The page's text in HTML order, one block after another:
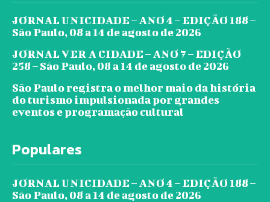
JORNAL UNICIDADE – ANO 4 – EDIÇÃO 188 –
São Paulo, 08 a 14 de agosto de 2026
JORNAL VER A CIDADE – ANO 7 – EDIÇÃO
258 – São Paulo, 08 a 14 de agosto de 2026
São Paulo registra o melhor maio da história
do turismo impulsionada por grandes
eventos e programação cultural
Populares
JORNAL UNICIDADE – ANO 4 – EDIÇÃO 188 –
São Paulo, 08 a 14 de agosto de 2026